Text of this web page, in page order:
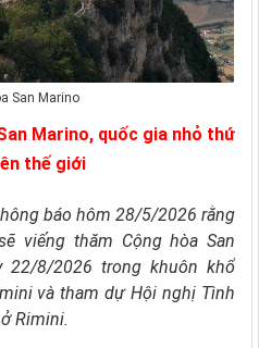
San Marino
Marino, quốc gia nhỏ thứ
thế giới
báo hôm 28/5/2026 rằng
viếng thăm Cộng hòa San
22/8/2026 trong khuôn khổ
và tham dự Hội nghị Tình
Rimini.